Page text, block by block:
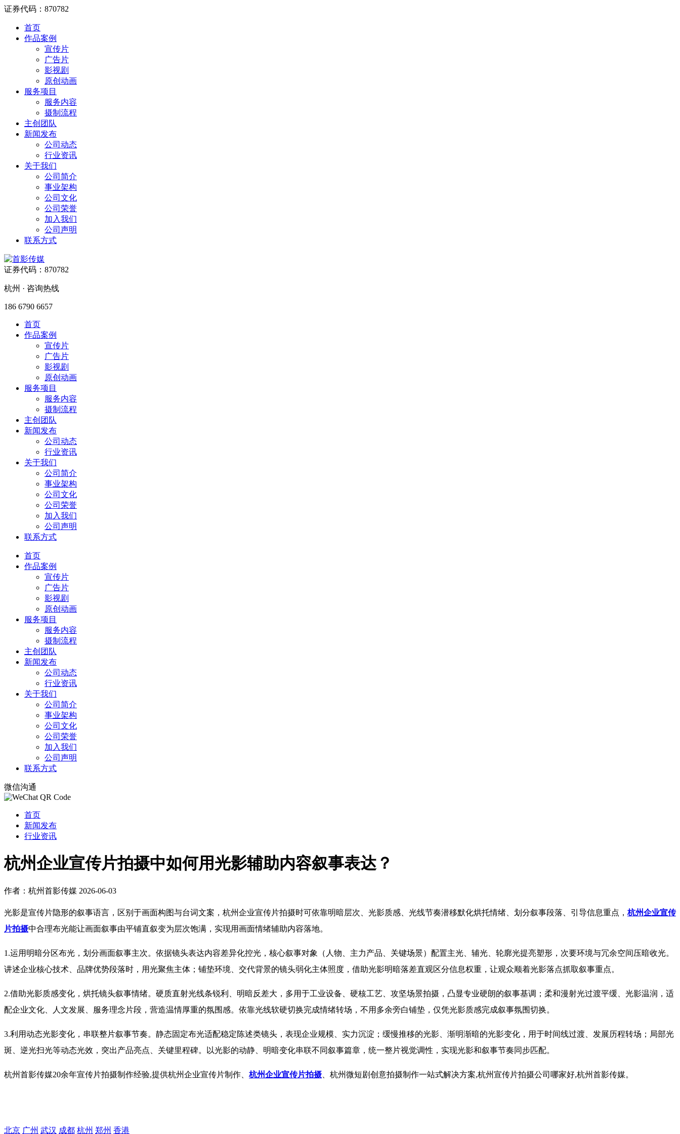
证券代码：870782
首页
作品案例
宣传片
广告片
影视剧
原创动画
服务项目
服务内容
摄制流程
主创团队
新闻发布
公司动态
行业资讯
关于我们
公司简介
事业架构
公司文化
公司荣誉
加入我们
公司声明
联系方式
证券代码：870782
杭州 · 咨询热线
186 6790 6657
首页
作品案例
宣传片
广告片
影视剧
原创动画
服务项目
服务内容
摄制流程
主创团队
新闻发布
公司动态
行业资讯
关于我们
公司简介
事业架构
公司文化
公司荣誉
加入我们
公司声明
联系方式
首页
作品案例
宣传片
广告片
影视剧
原创动画
服务项目
服务内容
摄制流程
主创团队
新闻发布
公司动态
行业资讯
关于我们
公司简介
事业架构
公司文化
公司荣誉
加入我们
公司声明
联系方式
微信沟通
首页
新闻发布
行业资讯
杭州企业宣传片拍摄中如何用光影辅助内容叙事表达？
作者：杭州首影传媒 2026-06-03
光影是宣传片隐形的叙事语言，区别于画面构图与台词文案，杭州企业宣传片拍摄时可依靠明暗层次、光影质感、光线节奏潜移默化烘托情绪、划分叙事段落、引导信息重点， 杭州企业宣传
片拍摄中合理布光能让画面叙事由平铺直叙变为层次饱满，实现用画面情绪辅助内容落地。
1.运用明暗分区布光，划分画面叙事主次。依据镜头表达内容差异化控光，核心叙事对象（人物、主力产品、关键场景）配置主光、辅光、轮廓光提亮塑形，次要环境与冗余空间压暗收光。
讲述企业核心技术、品牌优势段落时，用光聚焦主体；铺垫环境、交代背景的镜头弱化主体照度，借助光影明暗落差直观区分信息权重，让观众顺着光影落点抓取叙事重点。
2.借助光影质感变化，烘托镜头叙事情绪。硬质直射光线条锐利、明暗反差大，多用于工业设备、硬核工艺、攻坚场景拍摄，凸显专业硬朗的叙事基调；柔和漫射光过渡平缓、光影温润，适
配企业文化、人文发展、服务理念片段，营造温情厚重的氛围感。依靠光线软硬切换完成情绪转场，不用多余旁白铺垫，仅凭光影质感完成叙事氛围切换。
3.利用动态光影变化，串联整片叙事节奏。静态固定布光适配稳定陈述类镜头，表现企业规模、实力沉淀；缓慢推移的光影、渐明渐暗的光影变化，用于时间线过渡、发展历程转场；局部光
斑、逆光扫光等动态光效，突出产品亮点、关键里程碑。以光影的动静、明暗变化串联不同叙事篇章，统一整片视觉调性，实现光影和叙事节奏同步匹配。
杭州首影传媒20余年宣传片拍摄制作经验,提供杭州企业宣传片制作、 杭州企业宣传片拍摄 、杭州微短剧创意拍摄制作一站式解决方案,杭州宣传片拍摄公司哪家好,杭州首影传媒。
北京 广州 武汉 成都 杭州 郑州 香港